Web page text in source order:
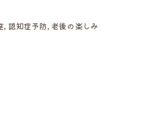
認知症予防 老後の楽しみ